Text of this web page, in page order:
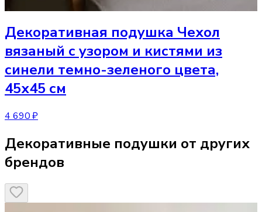
Декоративная подушка Чехол
вязаный с узором и кистями из
синели темно-зеленого цвета,
45х45 см
4 690 ₽
Декоративные подушки от других
брендов